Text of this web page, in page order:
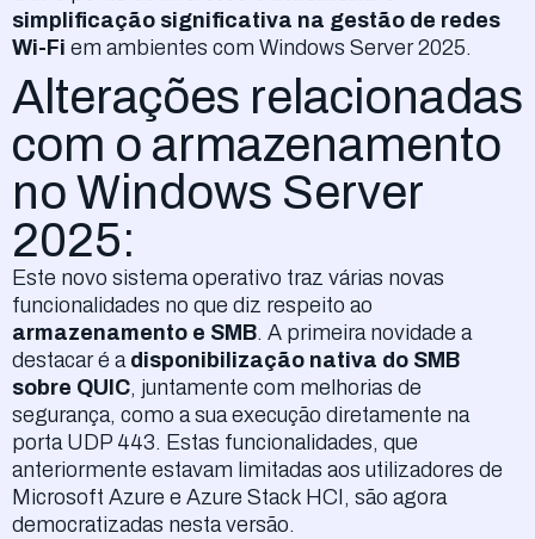
simplificação significativa na gestão de redes
Wi-Fi em ambientes com Windows Server 2025.
Alterações relacionadas
com o armazenamento
no Windows Server
2025:
Este novo sistema operativo traz várias novas
funcionalidades no que diz respeito ao
armazenamento e SMB. A primeira novidade a
destacar é a disponibilização nativa do SMB
sobre QUIC, juntamente com melhorias de
segurança, como a sua execução diretamente na
porta UDP 443. Estas funcionalidades, que
anteriormente estavam limitadas aos utilizadores de
Microsoft Azure e Azure Stack HCI, são agora
democratizadas nesta versão.